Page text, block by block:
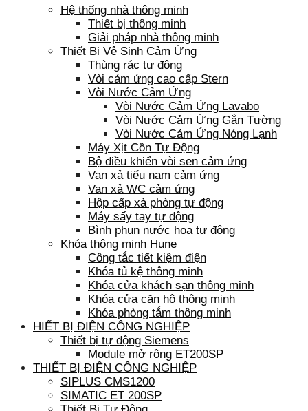
Hệ thống nhà thông minh
Thiết bị thông minh
Giải pháp nhà thông minh
Thiết Bị Vệ Sinh Cảm Ứng
Thùng rác tự động
Vòi cảm ứng cao cấp Stern
Vòi Nước Cảm Ứng
Vòi Nước Cảm Ứng Lavabo
Vòi Nước Cảm Ứng Gắn Tường
Vòi Nước Cảm Ứng Nóng Lạnh
Máy Xịt Cồn Tự Động
Bộ điều khiển vòi sen cảm ứng
Van xả tiểu nam cảm ứng
Van xả WC cảm ứng
Hộp cấp xà phòng tự động
Máy sấy tay tự động
Bình phun nước hoa tự động
Khóa thông minh Hune
Công tắc tiết kiệm điện
Khóa tủ kệ thông minh
Khóa cửa khách sạn thông minh
Khóa cửa căn hộ thông minh
Khóa phòng tắm thông minh
HIẾT BỊ ĐIỆN CÔNG NGHIỆP
Thiết bị tự động Siemens
Module mở rộng ET200SP
THIẾT BỊ ĐIỆN CÔNG NGHIỆP
SIPLUS CMS1200
SIMATIC ET 200SP